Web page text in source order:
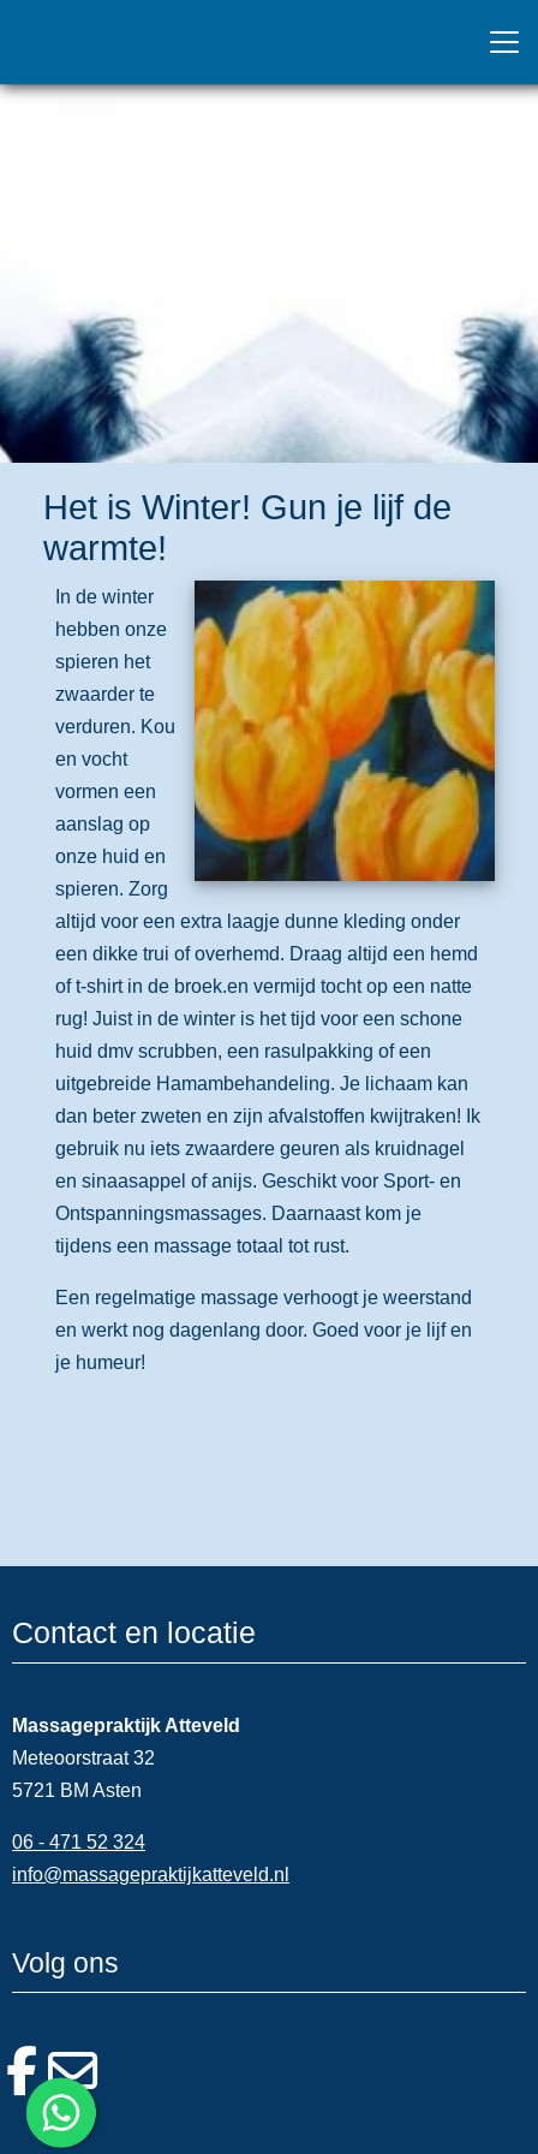
Het is Winter! Gun je lijf de
warmte!
In de winter
hebben onze
spieren het
zwaarder te
verduren. Kou
en vocht
vormen een
aanslag op
onze huid en
spieren. Zorg
altijd voor een extra laagje dunne kleding onder
een dikke trui of overhemd. Draag altijd een hemd
of t-shirt in de broek.en vermijd tocht op een natte
rug! Juist in de winter is het tijd voor een schone
huid dmv scrubben, een rasulpakking of een
uitgebreide Hamambehandeling. Je lichaam kan
dan beter zweten en zijn afvalstoffen kwijtraken! Ik
gebruik nu iets zwaardere geuren als kruidnagel
en sinaasappel of anijs. Geschikt voor Sport- en
Ontspanningsmassages. Daarnaast kom je
tijdens een massage totaal tot rust.
Een regelmatige massage verhoogt je weerstand
en werkt nog dagenlang door. Goed voor je lijf en
je humeur!
Contact en locatie
Massagepraktijk Atteveld
Meteoorstraat 32
5721 BM Asten
06 - 471 52 324
info@massagepraktijkatteveld.nl
Volg ons